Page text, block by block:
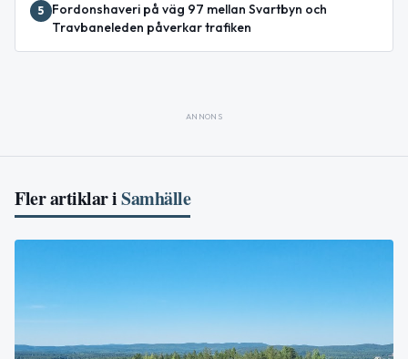
5
Fordonshaveri på väg 97 mellan Svartbyn och
Travbaneleden påverkar trafiken
ANNONS
Fler artiklar iSamhälle